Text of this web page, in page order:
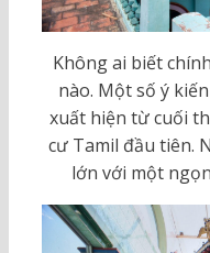
Không ai biết
nào. Một số ý
xuất hiện từ cuối
cư Tamil đầu tiên.
lớn với một